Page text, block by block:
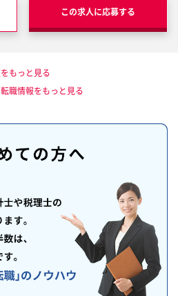
この求人に応募する
もっと見る
職情報をもっと見る